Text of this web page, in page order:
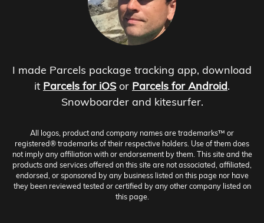
I made Parcels package tracking app, download
it Parcels for iOS or Parcels for Android.
Snowboarder and kitesurfer.
All logos, product and company names are trademarks™ or
registered® trademarks of their respective holders. Use of them does
not imply any affiliation with or endorsement by them. This site and the
products and services offered on this site are not associated, affiliated,
endorsed, or sponsored by any business listed on this page nor have
they been reviewed tested or certified by any other company listed on
this page.